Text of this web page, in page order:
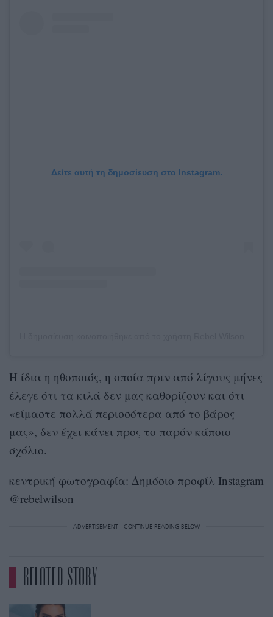
Δείτε αυτή τη δημοσίευση στο Instagram.
Η ίδια η ηθοποιός, η οποία πριν από λίγους μήνες
έλεγε ότι τα κιλά δεν μας καθορίζουν και ότι
«είμαστε πολλά περισσότερα από το βάρος
μας», δεν έχει κάνει προς το παρόν κάποιο
σχόλιο.
κεντρική φωτογραφία: Δημόσιο προφίλ Instagram
@rebelwilson
ADVERTISEMENT - CONTINUE READING BELOW
RELATED STORY